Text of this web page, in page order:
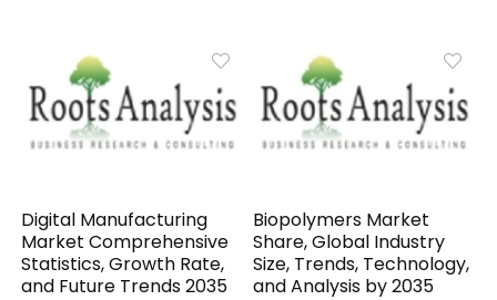
Digital Manufacturing
Market Comprehensive
Statistics, Growth Rate,
and Future Trends 2035
Biopolymers Market
Share, Global Industry
Size, Trends, Technology,
and Analysis by 2035